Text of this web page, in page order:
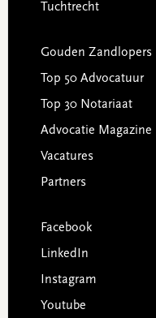
Tuchtrecht
Gouden Zandlopers
Top 50 Advocatuur
Top 30 Notariaat
Advocatie Magazine
Vacatures
Partners
Facebook
LinkedIn
Instagram
Youtube